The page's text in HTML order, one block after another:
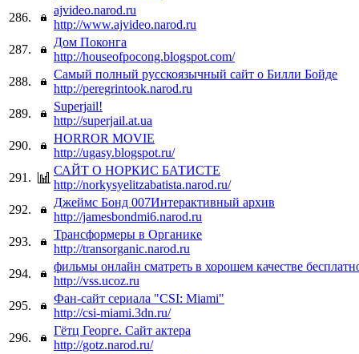
286.
ajvideo.narod.ru
http://www.ajvideo.narod.ru
287.
Дом Поконга
http://houseofpocong.blogspot.com/
288.
Самый полный русскоязычный сайт о Билли Бойде
http://peregrintook.narod.ru
289.
Superjail!
http://superjail.at.ua
290.
HORROR MOVIE
http://ugasy.blogspot.ru/
291.
САЙТ О НОРКИС БАТИСТЕ
http://norkysyelitzabatista.narod.ru/
292.
Джеймс Бонд 007Интерактивный архив
http://jamesbondmi6.narod.ru
293.
Трансформеры в Органике
http://transorganic.narod.ru
294.
фильмы онлайн сматреть в хорошем качестве
http://vss.ucoz.ru
295.
Фан-сайт сериала "CSI: Miami"
http://csi-miami.3dn.ru/
296.
Гётц Георге. Сайт актера
http://gotz.narod.ru/